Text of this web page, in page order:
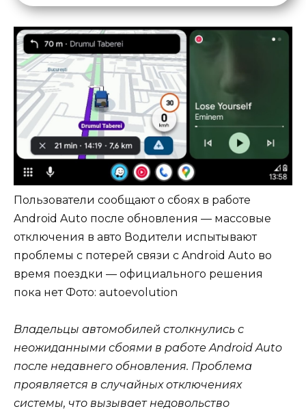
Пользователи сообщают о сбоях в работе
Android Auto после обновления — массовые
отключения в авто Водители испытывают
проблемы с потерей связи с Android Auto во
время поездки — официального решения
пока нетФото: autoevolution
Владельцы автомобилей столкнулись с
неожиданными сбоями в работе Android Auto
после недавнего обновления. Проблема
проявляется в случайных отключениях
системы, что вызывает недовольство